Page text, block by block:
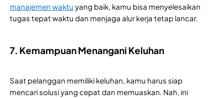
manajemen waktu yang baik, kamu bisa menyelesaikan
tugas tepat waktu dan menjaga alur kerja tetap lancar.
7. Kemampuan Menangani Keluhan
Saat pelanggan memiliki keluhan, kamu harus siap
mencari solusi yang cepat dan memuaskan. Nah, ini